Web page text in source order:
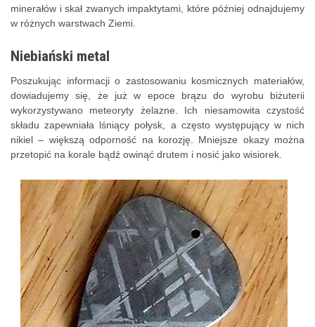
minerałów i skał zwanych impaktytami, które później odnajdujemy
w różnych warstwach Ziemi.
Niebiański metal
Poszukując informacji o zastosowaniu kosmicznych materiałów,
dowiadujemy się, że już w epoce brązu do wyrobu biżuterii
wykorzystywano meteoryty żelazne. Ich niesamowita czystość
składu zapewniała lśniący połysk, a często występujący w nich
nikiel – większą odporność na korozję. Mniejsze okazy można
przetopić na korale bądź owinąć drutem i nosić jako wisiorek.